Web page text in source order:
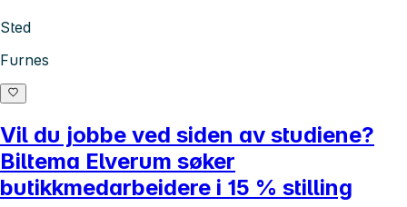
Sted
Furnes
Vil du jobbe ved siden av studiene?
Biltema Elverum søker
butikkmedarbeidere i 15 % stilling